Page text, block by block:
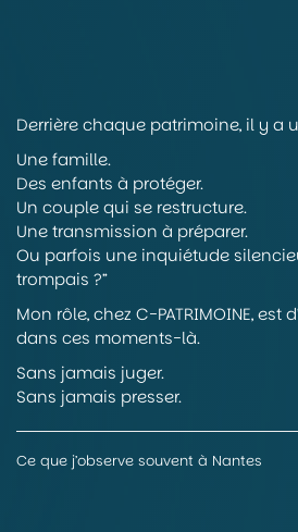
Derrière chaque patrimoine, il y a
Une famille.
Des enfants à protéger.
Un couple qui se restructure.
Une transmission à préparer.
Ou parfois une inquiétude
trompais ?”
Mon rôle, chez C-PATRIMOINE, est
dans ces moments-là.
Sans jamais juger.
Sans jamais presser.
Ce que j’observe souvent à Nantes